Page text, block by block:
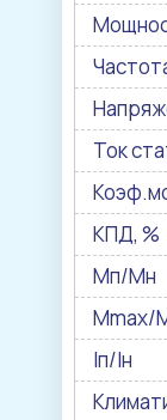
Ток
КПД, %
Мп/Мн
Mmax/
Iп/Iн